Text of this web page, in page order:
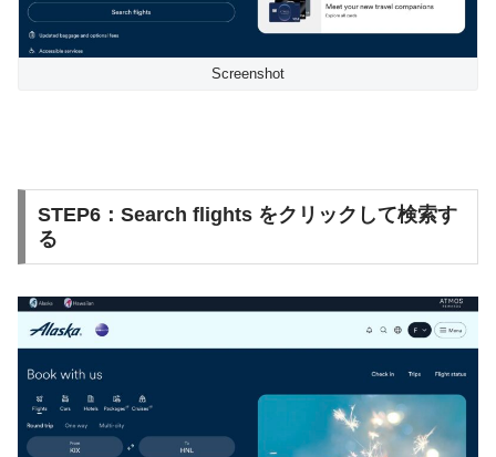
Screenshot
STEP6：Search flights をクリックして検索す
る